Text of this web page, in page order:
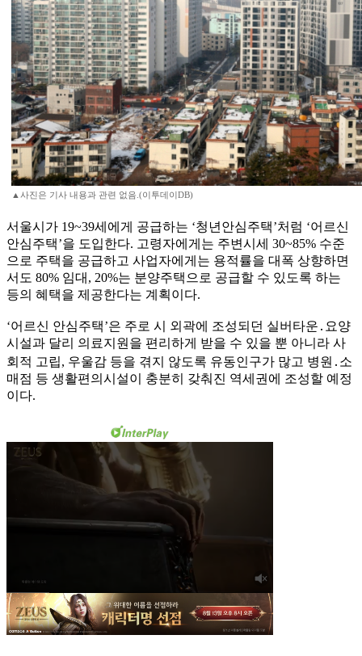
▲사진은 기사 내용과 관련 없음.(이투데이DB)
서울시가 19~39세에게 공급하는 ‘청년안심주택’처럼 ‘어르신
안심주택’을 도입한다. 고령자에게는 주변시세 30~85% 수준
으로 주택을 공급하고 사업자에게는 용적률을 대폭 상향하면
서도 80% 임대, 20%는 분양주택으로 공급할 수 있도록 하는
등의 혜택을 제공한다는 계획이다.
‘어르신 안심주택’은 주로 시 외곽에 조성되던 실버타운․요양
시설과 달리 의료지원을 편리하게 받을 수 있을 뿐 아니라 사
회적 고립, 우울감 등을 겪지 않도록 유동인구가 많고 병원․소
매점 등 생활편의시설이 충분히 갖춰진 역세권에 조성할 예정
이다.